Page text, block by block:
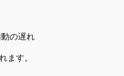
の遅れ
ます。